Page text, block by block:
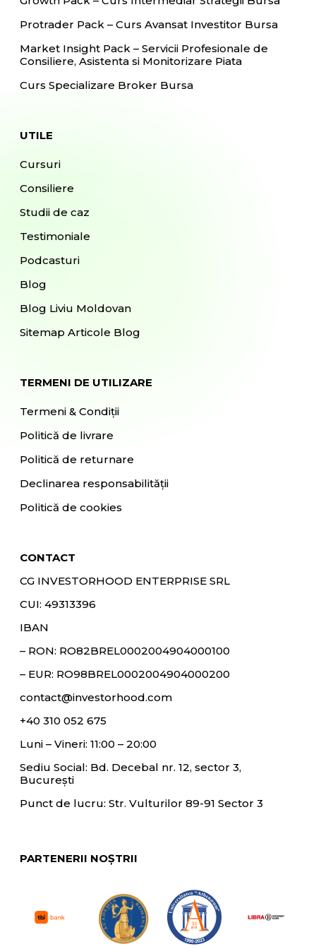
Protrader Pack – Curs Avansat Investitor Bursa
Market Insight Pack – Servicii Profesionale de
Consiliere, Asistenta si Monitorizare Piata
Curs Specializare Broker Bursa
UTILE
Cursuri
Consiliere
Studii de caz
Testimoniale
Podcasturi
Blog
Blog Liviu Moldovan
Sitemap Articole Blog
TERMENI DE UTILIZARE
Termeni & Condiții
Politică de livrare
Politică de returnare
Declinarea responsabilității
Politică de cookies
CONTACT
CG INVESTORHOOD ENTERPRISE SRL
CUI: 49313396
IBAN
– RON: RO82BREL0002004904000100
– EUR: RO98BREL0002004904000200
contact@investorhood.com
+40 310 052 675
Luni – Vineri: 11:00 – 20:00
Sediu Social: Bd. Decebal nr. 12, sector 3,
București
Punct de lucru: Str. Vulturilor 89-91 Sector 3
PARTENERII NOȘTRII